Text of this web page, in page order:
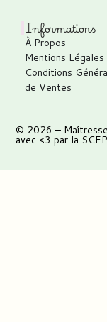
Informations
À Propos
Mentions Légales
Conditions
de Ventes
© 2026 –
avec <3 par la SCEP